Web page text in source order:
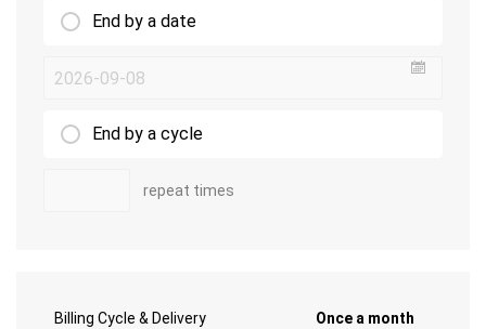
End by a date
End by a cycle
repeat times
Billing Cycle & Delivery Once a month